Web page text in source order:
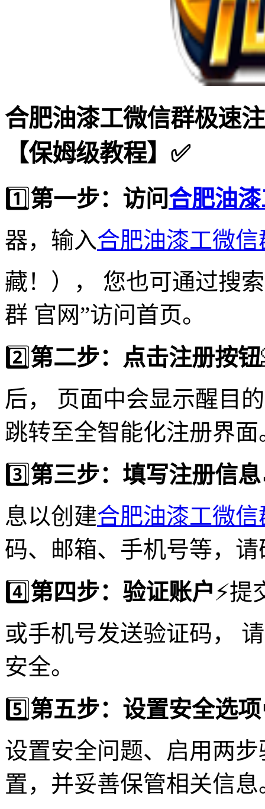
合肥油漆工微信群极速
【保姆级教程】✅
1️⃣第一步：访问合肥油
器，输入合肥油漆工微信
藏！）， 您也可通过搜
群 官网”访问首页。
2️⃣第二步：点击注册按钮
后， 页面中会显示醒目
跳转至全智能化注册界面
3️⃣第三步：填写注册信息
息以创建合肥油漆工微信
码、邮箱、手机号等，
4️⃣第四步：验证账户⚡️
或手机号发送验证码，
安全。
5️⃣第五步：设置安全选项
设置安全问题、启用两
置，并妥善保管相关信息